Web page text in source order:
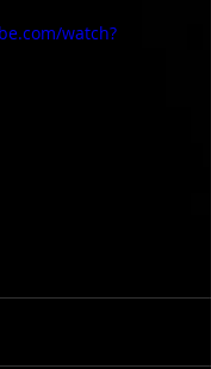
watch?